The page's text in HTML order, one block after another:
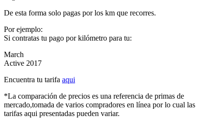
De esta forma solo pagas por los km que recorres.
Por ejemplo:
Si contratas tu pago por kilómetro para tu:
March
Active 2017
Encuentra tu tarifa aqui
*La comparación de precios es una referencia de primas de
mercado,tomada de varios compradores en línea por lo cual las
tarifas aqui presentadas pueden variar.